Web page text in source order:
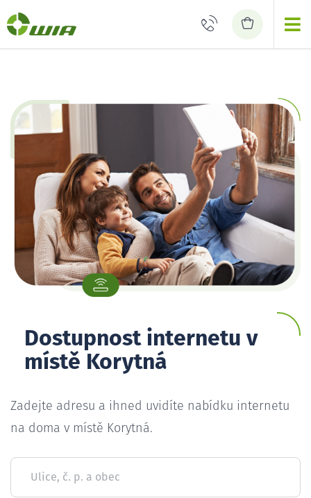
Dostupnost internetu v
místě Korytná
Zadejte adresu a ihned uvidíte nabídku internetu
na doma v místě Korytná.
Ulice, č. p. a obec